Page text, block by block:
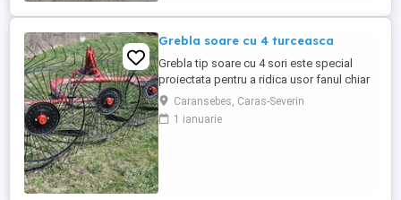
Grebla soare cu 4 turceasca
Grebla tip soare cu 4 sori este special
proiectata pentru a ridica usor fanul chiar
de pe un teren accidentat.De asemenea
aceasta grebla poate fi utilizata pentru
adunat,rasfirat sau intors fanul. Transport
Caransebes, Caras-Severin
1 ianuarie